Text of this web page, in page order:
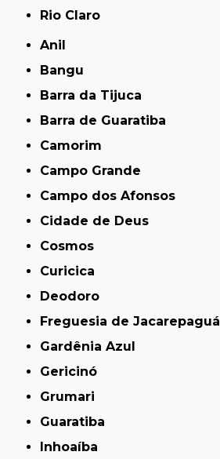
Rio Claro
Anil
Bangu
Barra da Tijuca
Barra de Guaratiba
Camorim
Campo Grande
Campo dos Afonsos
Cidade de Deus
Cosmos
Curicica
Deodoro
Freguesia de Jacarepaguá
Gardênia Azul
Gericinó
Grumari
Guaratiba
Inhoaíba